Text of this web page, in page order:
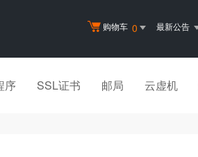
购物车 0 最新公告
序 SSL证书 邮局 云虚机